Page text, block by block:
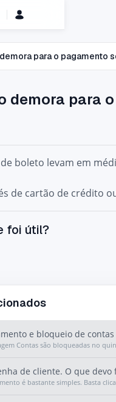
de Compras
para o pagamento
demora para
boleto levam em
de cartão de crédito
foi útil?
e bloqueio de contas
Contas são bloqueadas no
de cliente. O que devo
é bastante simples. Basta